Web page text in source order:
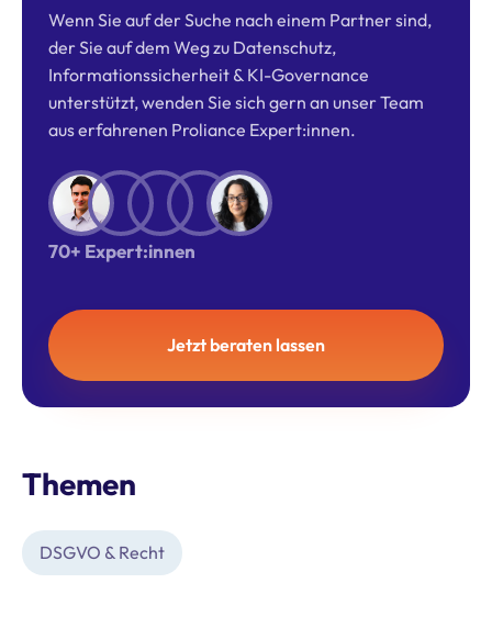
Wenn Sie auf der Suche nach einem Partner sind,
der Sie auf dem Weg zu Datenschutz,
Informationssicherheit & KI-Governance
unterstützt, wenden Sie sich gern an unser Team
aus erfahrenen Proliance Expert:innen.
70+ Expert:innen
Jetzt beraten lassen
Themen
DSGVO & Recht